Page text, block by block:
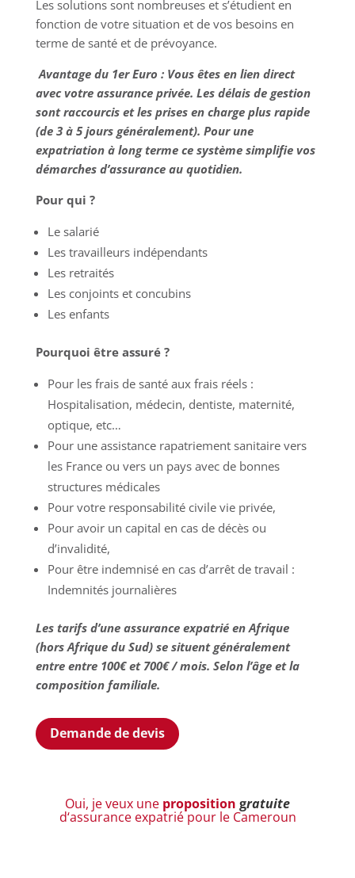
Les solutions sont nombreuses et s’étudient en
fonction de votre situation et de vos besoins en
terme de santé et de prévoyance.
Avantage du 1er Euro : Vous êtes en lien direct
avec votre assurance privée. Les délais de gestion
sont raccourcis et les prises en charge plus rapide
(de 3 à 5 jours généralement). Pour une
expatriation à long terme ce système simplifie vos
démarches d’assurance au quotidien.
Pour qui ?
Le salarié
Les travailleurs indépendants
Les retraités
Les conjoints et concubins
Les enfants
Pourquoi être assuré ?
Pour les frais de santé aux frais réels :
Hospitalisation, médecin, dentiste, maternité,
optique, etc…
Pour une assistance rapatriement sanitaire vers
les France ou vers un pays avec de bonnes
structures médicales
Pour votre responsabilité civile vie privée,
Pour avoir un capital en cas de décès ou
d’invalidité,
Pour être indemnisé en cas d’arrêt de travail :
Indemnités journalières
Les tarifs d’une assurance expatrié en Afrique
(hors Afrique du Sud) se situent généralement
entre entre 100€ et 700€ / mois. Selon l’âge et la
composition familiale.
Demande de devis
Oui, je veux une proposition gratuite
d‘assurance expatrié pour le Cameroun